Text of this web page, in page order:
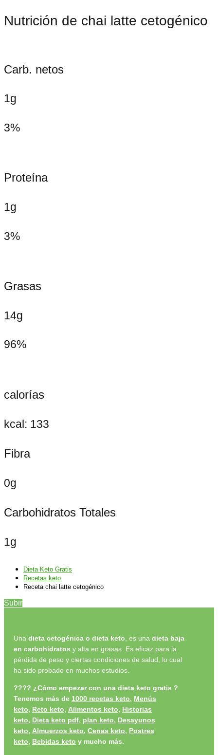
Nutrición de chai latte cetogénico
Carb. netos
1g
3%
Proteína
1g
3%
Grasas
14g
96%
calorías
kcal: 133
Fibra
0g
Carbohidratos Totales
1g
Dieta Keto Gratis
Recetas keto
Receta chai latte cetogénico
Subir
Una dieta cetogénica o dieta keto , es una dieta baja
en carbohidratos y alta en grasas. Es eficaz para la
pérdida de peso y ciertas condiciones de salud, lo cual
ha sido probado en muchos estudios.
???? ¿Cómo empezar con una dieta keto gratis ?
Tenemos más de 1000 recetas keto, Menús
keto, Reto keto, Alimentos keto, Historias
keto, Dieta keto pdf, plan keto, Desayunos
keto, Almuerzos keto, Cenas keto, Postres
keto, Bebidas keto y mucho más.